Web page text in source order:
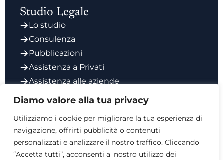
Diamo valore alla tua privacy
Utilizziamo i cookie per migliorare la tua esperienza di
navigazione, offrirti pubblicità o contenuti
personalizzati e analizzare il nostro traffico. Cliccando
“Accetta tutti”, acconsenti al nostro utilizzo dei
Studio Legale
Lo studio
Consulenza
Pubblicazioni
Assistenza a Privati
Assistenza alle aziende
Codice Etico degli Avvocati
Contatti
Via Giorgio Vasari 6, 00196
info@studiosalata.it
0689418992